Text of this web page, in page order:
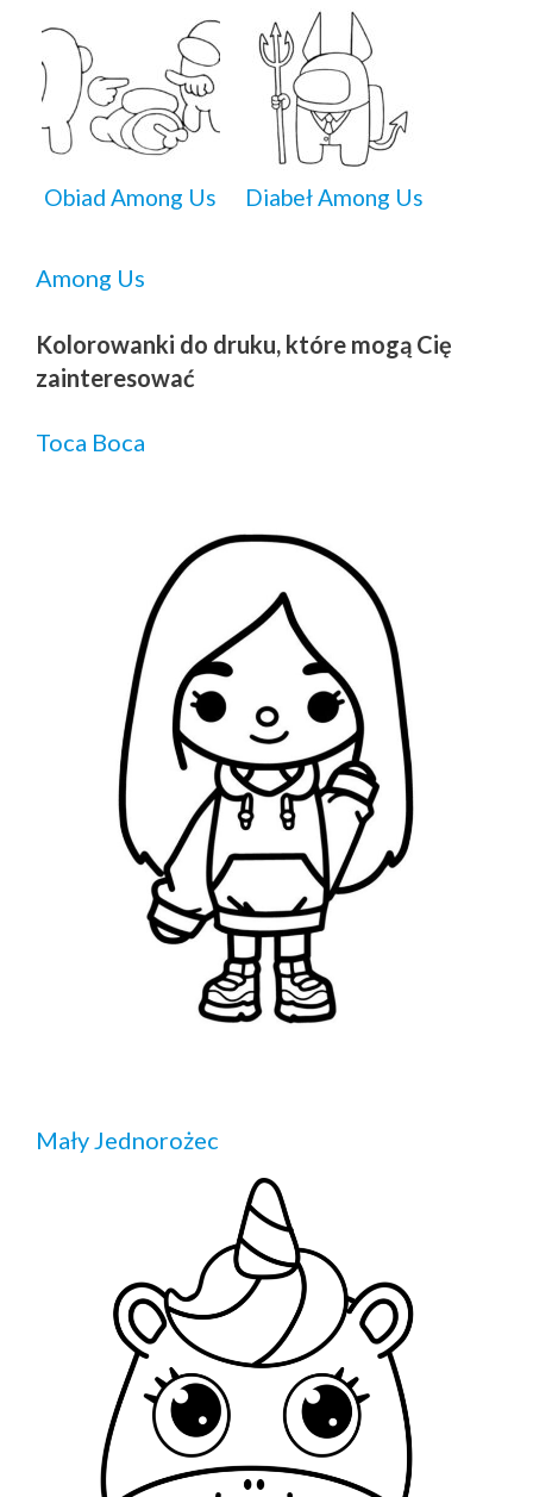
Obiad Among Us Diabeł Among Us
Among Us
Kolorowanki do druku, które mogą Cię
zainteresować
Toca Boca
Mały Jednorożec